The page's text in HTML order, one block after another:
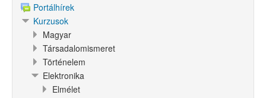
Portálhírek
Kurzusok
Magyar
Társadalomismeret
Történelem
Elektronika
Elmélet